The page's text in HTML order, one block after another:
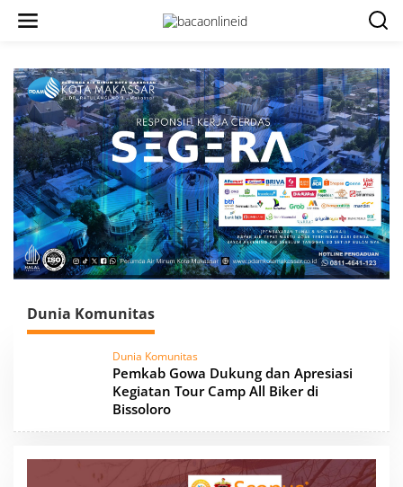
Dunia Komunitas
Dunia Komunitas
Pemkab Gowa Dukung dan Apresiasi
Kegiatan Tour Camp All Biker di
Bissoloro